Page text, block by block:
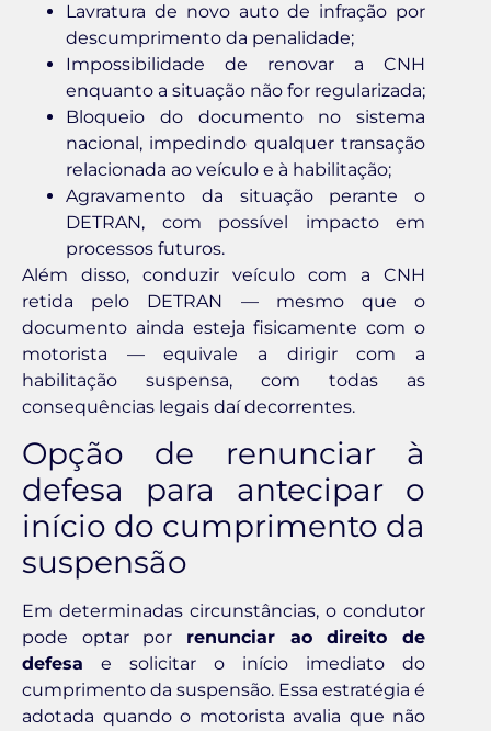
Lavratura de novo auto de infração por
descumprimento da penalidade;
Impossibilidade de renovar a CNH
enquanto a situação não for regularizada;
Bloqueio do documento no sistema
nacional, impedindo qualquer transação
relacionada ao veículo e à habilitação;
Agravamento da situação perante o
DETRAN, com possível impacto em
processos futuros.
Além disso, conduzir veículo com a CNH
retida pelo DETRAN — mesmo que o
documento ainda esteja fisicamente com o
motorista — equivale a dirigir com a
habilitação suspensa, com todas as
consequências legais daí decorrentes.
Opção de renunciar à
defesa para antecipar o
início do cumprimento da
suspensão
Em determinadas circunstâncias, o condutor
pode optar por renunciar ao direito de
defesa e solicitar o início imediato do
cumprimento da suspensão. Essa estratégia é
adotada quando o motorista avalia que não